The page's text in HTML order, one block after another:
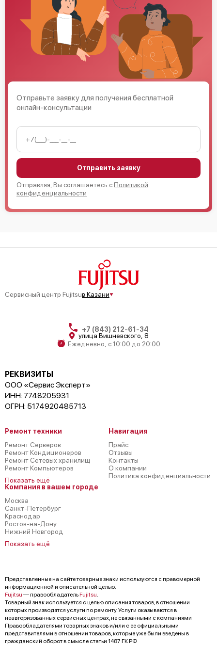
Отправьте заявку для получения бесплатной
онлайн-консультации
Отправить заявку
Отправляя, Вы соглашаетесь сПолитикой
конфиденциальности
Сервисный центр Fujitsuв Казани
+7 (843) 212-61-34
улица Вишневского, 8
Ежедневно, с 10:00 до 20:00
РЕКВИЗИТЫ
ООО «Сервис Эксперт»
ИНН: 7748205931
ОГРН: 5174920485713
Ремонт техники
Ремонт Серверов
Ремонт Кондиционеров
Ремонт Сетевых хранилищ
Ремонт Компьютеров
Показать ещё
Компания в вашем городе
Москва
Санкт-Петербург
Краснодар
Ростов-на-Дону
Нижний Новгород
Показать ещё
Навигация
Прайс
Отзывы
Контакты
О компании
Политика конфиденциальности
Представленные на сайте товарные знаки используются с правомерной
информационной и описательной целью.
Fujitsu — правообладательFujitsu.
Товарный знак используется с целью описания товаров, в отношении
которых производятся услуги по ремонту. Услуги оказываются в
неавторизованных сервисных центрах, не связанными с компаниями
Правообладателями товарных знаков и/или с ее официальными
представителями в отношении товаров, которые уже были введены в
гражданский оборот в смысле статьи 1487 ГК РФ